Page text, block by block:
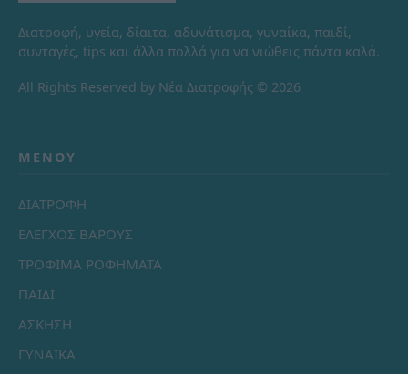
Διατροφή, υγεία, δίαιτα, αδυνάτισμα, γυναίκα, παιδί,
συνταγές, tips και άλλα πολλά για να νιώθεις πάντα καλά.
All Rights Reserved by Νέα Διατροφής © 2026
ΜΕΝΟΎ
ΔΙΑΤΡΟΦΗ
ΕΛΕΓΧΟΣ ΒΑΡΟΥΣ
ΤΡΟΦΙΜΑ ΡΟΦΗΜΑΤΑ
ΠΑΙΔΙ
ΑΣΚΗΣΗ
ΓΥΝΑΙΚΑ